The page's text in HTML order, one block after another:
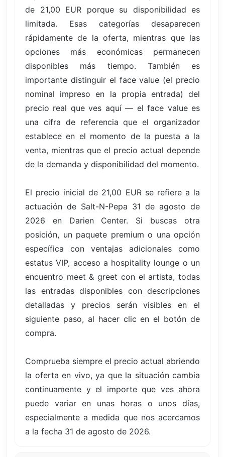
de 21,00 EUR porque su disponibilidad es
limitada. Esas categorías desaparecen
rápidamente de la oferta, mientras que las
opciones más económicas permanecen
disponibles más tiempo. También es
importante distinguir el face value (el precio
nominal impreso en la propia entrada) del
precio real que ves aquí — el face value es
una cifra de referencia que el organizador
establece en el momento de la puesta a la
venta, mientras que el precio actual depende
de la demanda y disponibilidad del momento.
El precio inicial de 21,00 EUR se refiere a la
actuación de Salt-N-Pepa 31 de agosto de
2026 en Darien Center. Si buscas otra
posición, un paquete premium o una opción
específica con ventajas adicionales como
estatus VIP, acceso a hospitality lounge o un
encuentro meet & greet con el artista, todas
las entradas disponibles con descripciones
detalladas y precios serán visibles en el
siguiente paso, al hacer clic en el botón de
compra.
Comprueba siempre el precio actual abriendo
la oferta en vivo, ya que la situación cambia
continuamente y el importe que ves ahora
puede variar en unas horas o unos días,
especialmente a medida que nos acercamos
a la fecha 31 de agosto de 2026.